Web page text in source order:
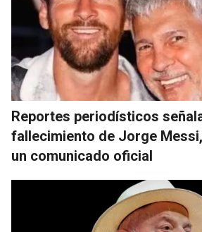
Reportes periodísticos
fallecimiento de Jorge
un comunicado oficial